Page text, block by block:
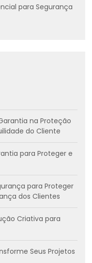
para Segurança
na Proteção
do Cliente
para Proteger e
para Proteger
dos Clientes
Criativa para
Seus Projetos